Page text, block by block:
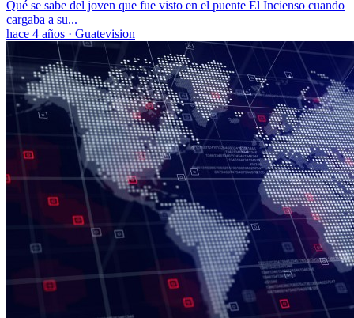
Qué se sabe del joven que fue visto en el puente El Incienso cuando
cargaba a su...
hace 4 años · Guatevision